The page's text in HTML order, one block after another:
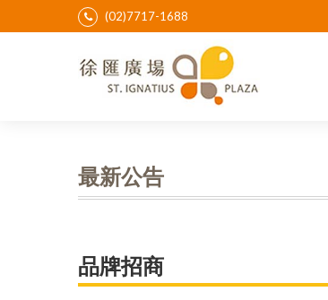
(02)7717-1688
最新公告
品牌招商